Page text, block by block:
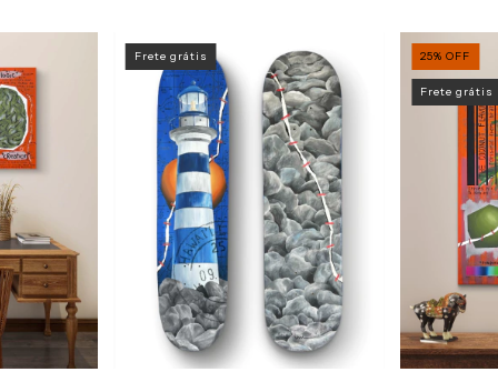
Frete grátis 25%OFF
Frete grátis